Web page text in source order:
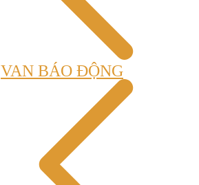
VAN BÁO ĐỘNG